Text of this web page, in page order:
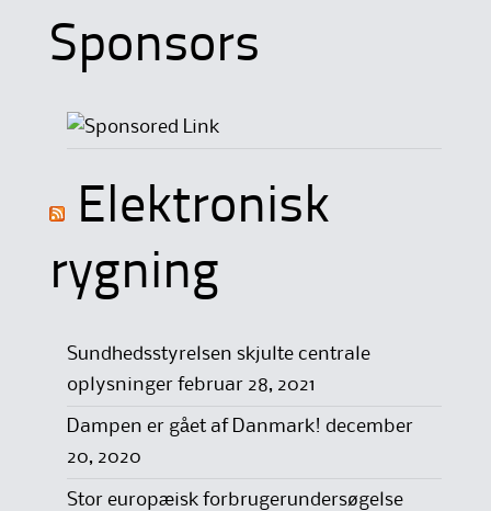
Sponsors
Elektronisk
rygning
Sundhedsstyrelsen skjulte centrale
oplysninger februar 28, 2021
Dampen er gået af Danmark! december
20, 2020
Stor europæisk forbrugerundersøgelse